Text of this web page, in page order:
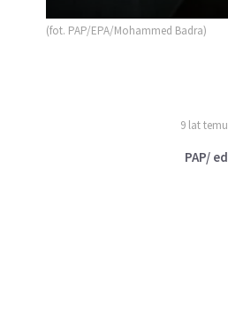
(fot. PAP/EPA/Mohammed Badra)
9 lat temu
PAP/ ed